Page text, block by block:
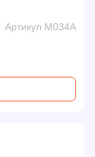
Артикул M034A